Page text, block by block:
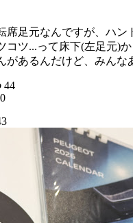
席足元なんですが、ハン
コツ...って床下(左足元)
があるんだけど、みんな
44